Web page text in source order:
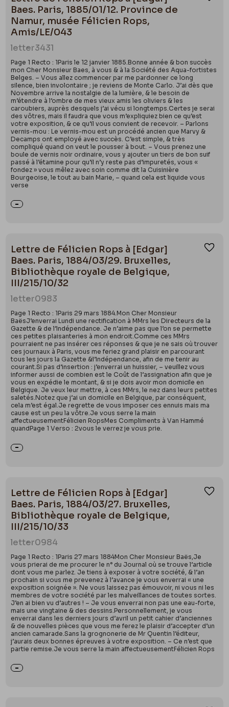
par Giuseppe Di Stazio, novembre 2024
Baes. Paris, 1885/01/12. Province de
Namur, musée Félicien Rops,
Amis/LE/043
letter3431
Page 1 Recto : 1Paris le 12 janvier 1885.Bonne année & bon succès
mon Cher Monsieur Baes, à vous & à la Société des Aqua-fortistes
Belges. – Vous allez commencer par me pardonner ce long
silence, bien involontaire ; je reviens de Monte Carlo. J’ai dès que
Novembre arrive la nostalgie de la lumière, & le besoin de
m’étendre à l’ombre de mes vieux amis les oliviers & les
caroubiers, auprès desquels j’ai vécu si longtemps.Certes je serai
des vôtres, mais il faudra que vous m’expliquiez bien ce qu’est
votre exposition, & ce qu’il vous convient de recevoir. – Parlons
vernis-mou : Le vernis-mou est un procédé ancien que Marvy &
Decamps ont employé avec succès. C’est simple, & très
compliqué quand on veut le pousser à bout. – Vous prenez une
boule de vernis noir ordinaire, vous y ajouter un tiers de bon suif
passé à l’étamine pour qu’il n’y reste pas d’impuretés, vous «
fondez » vous mêlez avec soin comme dit la Cuisinière
Bourgeoise, le tout au bain Marie, – quand cela est liquide vous
verse
Lettre de Félicien Rops à [Edgar]
Baes. Paris, 1884/03/29. Bruxelles,
Bibliothèque royale de Belgique,
III/215/10/32
letter0983
Page 1 Recto : 1Paris 29 mars 1884.Mon Cher Monsieur
BaësJ’enverrai Lundi une rectification à MMrs les Directeurs de la
Gazette & de l’Indépendance. Je n’aime pas que l’on se permette
ces petites plaisanteries à mon endroit.Comme ces MMrs
pourraient ne pas insérer ces réponses & que je ne sais où trouver
ces journaux à Paris, vous me feriez grand plaisir en parcourant
tous les jours la Gazette &l’Indépendance, afin de me tenir au
courant.Si pas d’insertion : j’enverrai un huissier, – veuillez vous
informer aussi de combien est le Coût de l’assignation afin que je
vous en expédie le montant, & si je dois avoir mon domicile en
Belgique. Je veux leur mettre, à ces MMrs, le nez dans leurs petites
saletés.Notez que j’ai un domicile en Belgique, par conséquent,
cela m’est égal.Je regrette de vous imposer ces ennuis mais ma
cause est un peu la vôtre.Je vous serre la main
affectueusementFélicien RopsMes Compliments à Van Hammé
quandPage 1 Verso : 2vous le verrez je vous prie.
Lettre de Félicien Rops à [Edgar]
Baes. Paris, 1884/03/27. Bruxelles,
Bibliothèque royale de Belgique,
III/215/10/33
letter0984
Page 1 Recto : 1Paris 27 mars 1884Mon Cher Monsieur Baës,Je
vous prierai de me procurer le n° du Journal où se trouve l’article
dont vous me parlez. Je tiens à exposer à votre société, & l’an
prochain si vous me prevenez à l’avance je vous enverrai « une
exposition soignée ». Ne vous laissez pas émouvoir, ni vous ni les
membres de votre société par les malveillances de toutes sortes.
J’en ai bien vu d’autres ! – Je vous enverrai non pas une eau-forte,
mais une vingtaine & des dessins.Personnellement, je vous
enverrai dans les derniers jours d’avril un petit cahier d’anciennes
& de nouvelles pièces que vous me ferez le plaisir d’accepter d’un
ancien camarade.Sans la grognonerie de Mr Quentin l’éditeur,
j’aurais deux bonnes épreuves à votre exposition. – Ce n’est que
partie remise.Je vous serre la main affectueusementFélicien Rops